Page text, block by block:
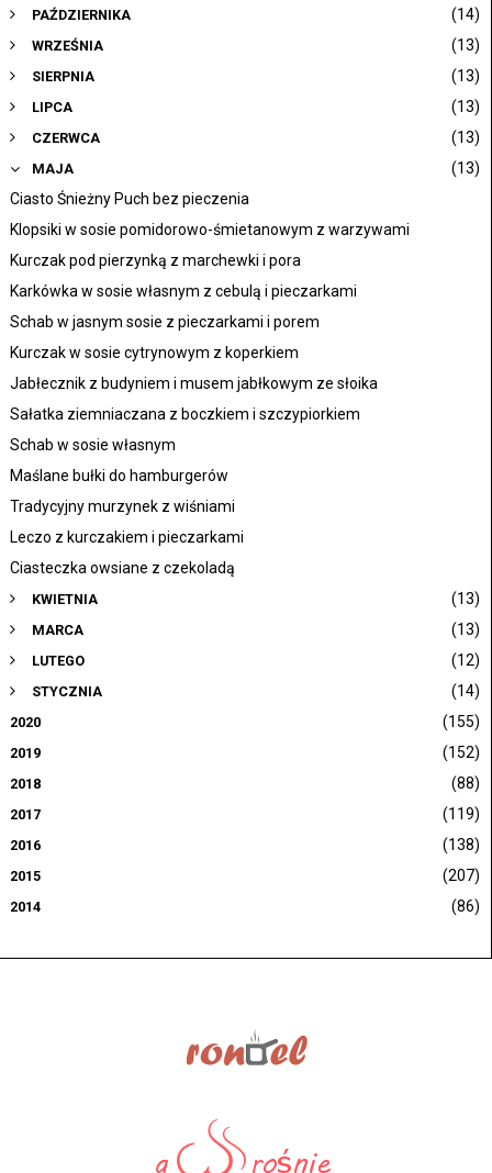
PAŹDZIERNIKA (14)
WRZEŚNIA (13)
SIERPNIA (13)
LIPCA (13)
CZERWCA (13)
MAJA
(13)
Ciasto Śnieżny Puch bez pieczenia
Klopsiki w sosie pomidorowo-śmietanowym z warzywami
Kurczak pod pierzynką z marchewki i pora
Karkówka w sosie własnym z cebulą i pieczarkami
Schab w jasnym sosie z pieczarkami i porem
Kurczak w sosie cytrynowym z koperkiem
Jabłecznik z budyniem i musem jabłkowym ze słoika
Sałatka ziemniaczana z boczkiem i szczypiorkiem
Schab w sosie własnym
Maślane bułki do hamburgerów
Tradycyjny murzynek z wiśniami
Leczo z kurczakiem i pieczarkami
Ciasteczka owsiane z czekoladą
KWIETNIA (13)
MARCA (13)
LUTEGO (12)
STYCZNIA (14)
2020 (155)
2019 (152)
2018 (88)
2017 (119)
2016 (138)
2015 (207)
2014 (86)